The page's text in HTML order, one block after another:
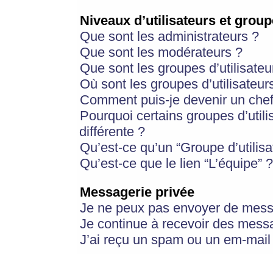
Niveaux d’utilisateurs et
Que sont les administrateurs ?
Que sont les modérateurs ?
Que sont les groupes
Où sont les groupes
Comment puis-je devenir un
Pourquoi certains groupes
différente ?
Qu’est-ce qu’un “Groupe
Qu’est-ce que le lien “L’équipe” ?
Messagerie privée
Je ne peux pas envoyer de
Je continue à recevoir des
J’ai reçu un spam ou un em-